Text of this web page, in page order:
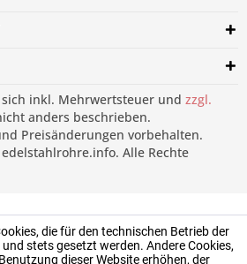
inkl. Mehrwertsteuer und zzgl.
anders beschrieben.
Preisänderungen vorbehalten.
Alle Rechte
die für den technischen Betrieb der
stets gesetzt werden. Andere Cookies,
dieser Website erhöhen, der